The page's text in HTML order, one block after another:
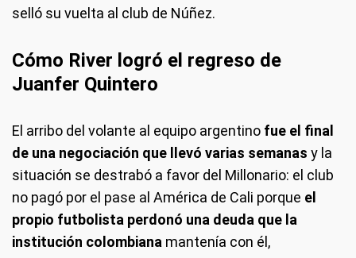
selló su vuelta al club de Núñez.
Cómo River logró el regreso de
Juanfer Quintero
El arribo del volante al equipo argentino fue el final
de una negociación que llevó varias semanas y la
situación se destrabó a favor del Millonario: el club
no pagó por el pase al América de Cali porque el
propio futbolista perdonó una deuda que la
institución colombiana mantenía con él,